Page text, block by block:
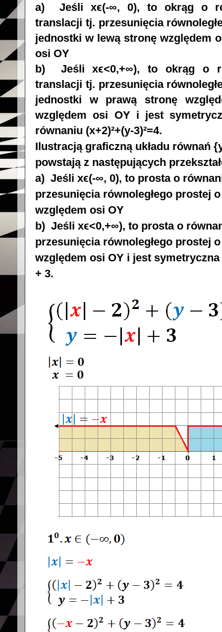
a) Jeśli xϵ(-∞, 0), to okrąg o
translacji tj. przesunięcia
jednostki w lewą stronę względem
osi OY
b) Jeśli xϵ<0,+∞), to okrąg o
translacji tj. przesunięcia
jednostki w prawą stronę
względem osi OY i jest
równaniu (x+2)²+(y-3)²=4.
Ilustracją graficzną układu równań
powstają z następujących
a) Jeśli xϵ(-∞, 0), to prosta o
przesunięcia równoległego prostej
względem osi OY
b) Jeśli xϵ<0,+∞), to prosta o
przesunięcia równoległego prostej
względem osi OY i jest
+ 3.